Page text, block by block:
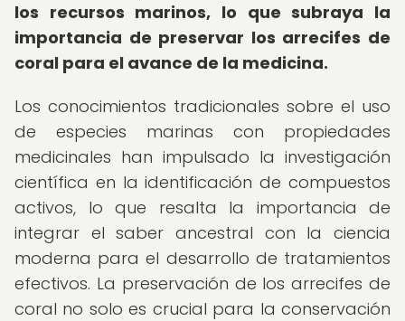
los recursos marinos, lo que subraya la
importancia de preservar los arrecifes de
coral para el avance de la medicina.
Los conocimientos tradicionales sobre el uso
de especies marinas con propiedades
medicinales han impulsado la investigación
científica en la identificación de compuestos
activos, lo que resalta la importancia de
integrar el saber ancestral con la ciencia
moderna para el desarrollo de tratamientos
efectivos. La preservación de los arrecifes de
coral no solo es crucial para la conservación